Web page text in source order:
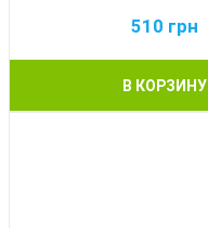
510 грн
В КОРЗИНУ